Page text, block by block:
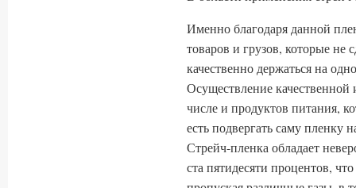
Именно благодаря данной
товаров и грузов, которые не
качественно держаться на
Осуществление
числе и продуктов питания,
есть подвергать саму пленку
Стрейч-пленка обладает
ста пятидесяти процентов,